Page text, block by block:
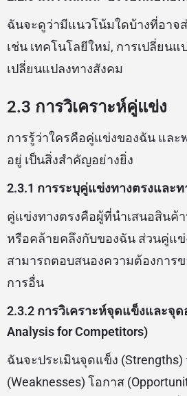
ฉันจะดูว่ามีแนวโน้มใดบ้างที่อาจ
เช่น เทคโนโลยีใหม่, การเปลี่ยน
เปลี่ยนแปลงทางสังคม
2.3 การวิเคราะห์คู่แข่ง
การรู้ว่าใครคือคู่แข่งของฉัน และ
อยู่ เป็นสิ่งสำคัญอย่างยิ่ง
2.3.1 การระบุคู่แข่งทางตรงและท
คู่แข่งทางตรงคือผู้ที่นำเสนอสินค้
หรือคล้ายคลึงกับของฉัน ส่วนคู่แ
สามารถตอบสนองความต้องการ
การอื่น
2.3.2 การวิเคราะห์จุดแข็งและจุ
Analysis for Competitors)
ฉันจะประเมินจุดแข็ง
(Weaknesses) โอกาส